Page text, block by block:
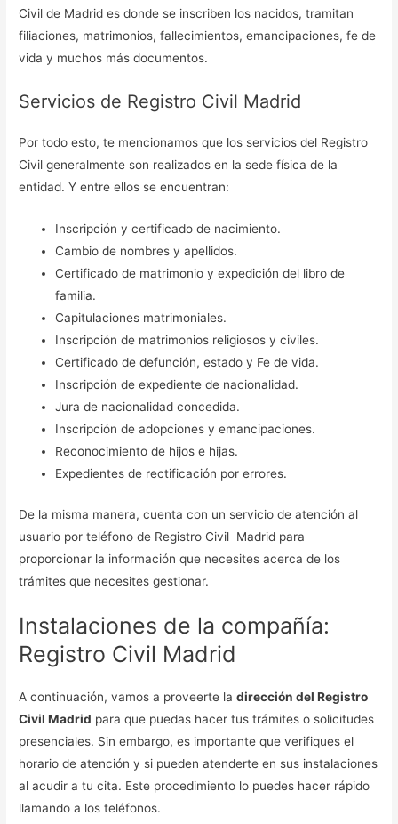
Civil de Madrid es donde se inscriben los nacidos, tramitan
filiaciones, matrimonios, fallecimientos, emancipaciones, fe de
vida y muchos más documentos.
Servicios de Registro Civil Madrid
Por todo esto, te mencionamos que los servicios del Registro
Civil generalmente son realizados en la sede física de la
entidad. Y entre ellos se encuentran:
Inscripción y certificado de nacimiento.
Cambio de nombres y apellidos.
Certificado de matrimonio y expedición del libro de
familia.
Capitulaciones matrimoniales.
Inscripción de matrimonios religiosos y civiles.
Certificado de defunción, estado y Fe de vida.
Inscripción de expediente de nacionalidad.
Jura de nacionalidad concedida.
Inscripción de adopciones y emancipaciones.
Reconocimiento de hijos e hijas.
Expedientes de rectificación por errores.
De la misma manera, cuenta con un servicio de atención al
usuario por teléfono de Registro Civil Madrid para
proporcionar la información que necesites acerca de los
trámites que necesites gestionar.
Instalaciones de la compañía:
Registro Civil Madrid
A continuación, vamos a proveerte ladirección del Registro
Civil Madrid para que puedas hacer tus trámites o solicitudes
presenciales. Sin embargo, es importante que verifiques el
horario de atención y si pueden atenderte en sus instalaciones
al acudir a tu cita. Este procedimiento lo puedes hacer rápido
llamando a los teléfonos.